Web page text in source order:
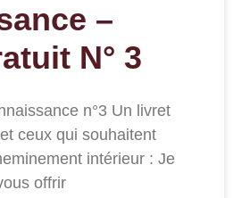
–
N° 3
n°3 Un livret
ceux qui souhaitent
intérieur : Je
offrir